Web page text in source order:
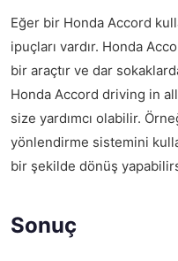
Eğer bir Honda Accord
ipuçları vardır. Honda
bir araçtır ve dar
Honda Accord driving in
size yardımcı olabilir.
yönlendirme sistemini
bir şekilde dönüş
Sonuç